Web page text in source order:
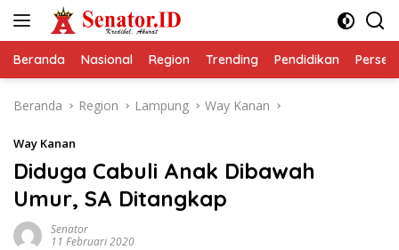
Beranda Nasional Region Trending Pendidikan
Beranda Region Lampung Way Kanan
Way Kanan
Diduga Cabuli Anak Dibawah
Umur, SA Ditangkap
Senator
11 Februari 2020